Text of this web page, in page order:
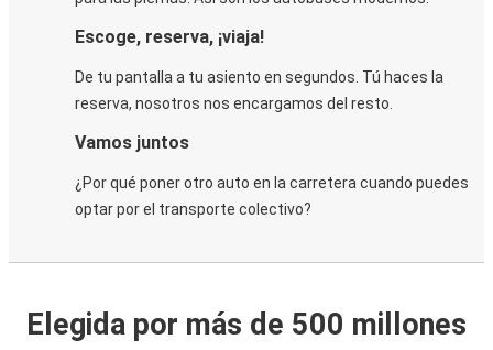
Escoge, reserva, ¡viaja!
De tu pantalla a tu asiento en segundos. Tú haces la
reserva, nosotros nos encargamos del resto.
Vamos juntos
¿Por qué poner otro auto en la carretera cuando puedes
optar por el transporte colectivo?
Elegida por más de 500 millones